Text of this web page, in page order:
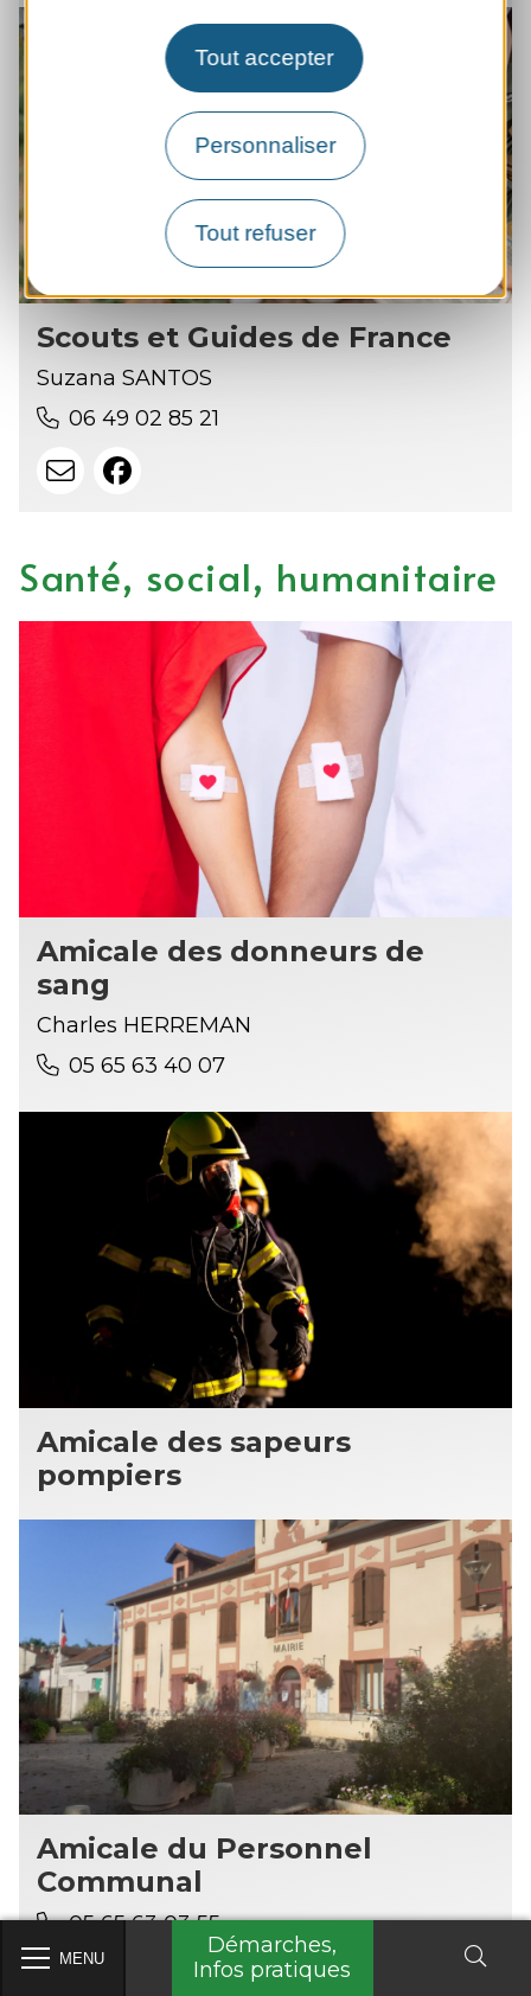
Tout accepter
Personnaliser
Tout refuser
Démarches,
Infos pratiques
MENU
Scouts et Guides de France
Suzana SANTOS
06 49 02 85 21
Santé, social, humanitaire
Amicale des donneurs de
sang
Charles HERREMAN
05 65 63 40 07
Amicale des sapeurs
pompiers
Amicale du Personnel
Communal
05 65 63 03 55